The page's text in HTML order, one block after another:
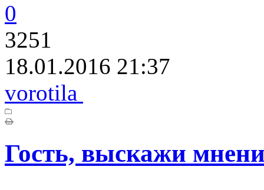
0
3251
18.01.2016 21:37
vorotila
Гость, выскажи